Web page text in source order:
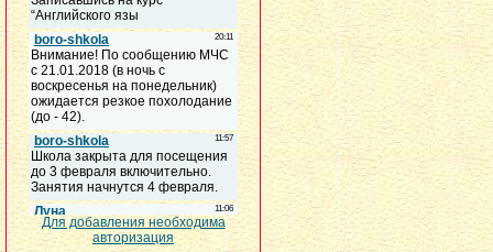
Для добавления необходима
авторизация